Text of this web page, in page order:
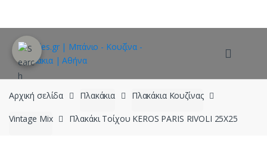
navigation
content
Αρχική σελίδα Πλακάκια Πλακάκια Κουζίνας
Vintage Mix Πλακάκι Τοίχου KEROS PARIS RIVOLI 25X25